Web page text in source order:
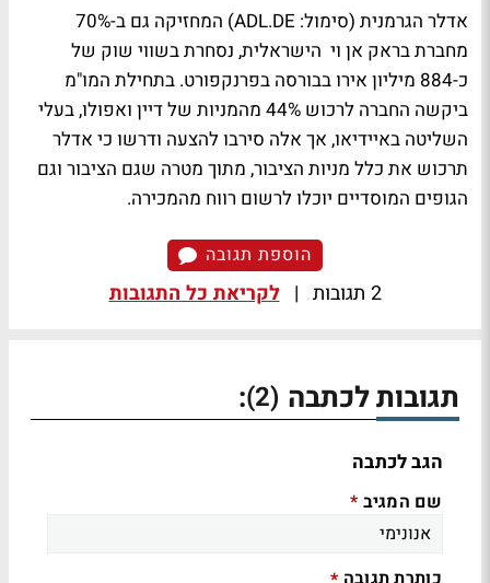
אדלר הגרמנית (סימול: ADL.DE) המחזיקה גם ב-70%
מחברת בראק אן וי הישראלית, נסחרת בשווי שוק של
כ-884 מיליון אירו בבורסה בפרנקפורט. בתחילת המו"מ
ביקשה החברה לרכוש 44% מהמניות של דיין ואפולו, בעלי
השליטה באיידיאו, אך אלה סירבו להצעה ודרשו כי אדלר
תרכוש את כלל מניות הציבור, מתוך מטרה שגם הציבור וגם
הגופים המוסדיים יוכלו לרשום רווח מהמכירה.
הוספת תגובה
2 תגובות | לקריאת כל התגובות
תגובות לכתבה (2)
:
הגב לכתבה
שם המגיב *